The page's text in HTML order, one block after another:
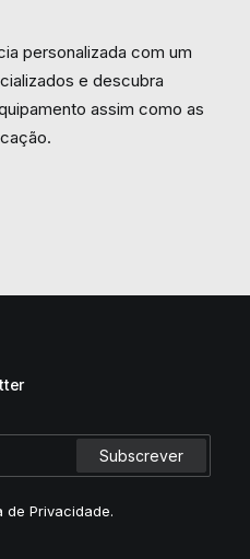
personalizada com um
e descubra
assim como as
de Privacidade.